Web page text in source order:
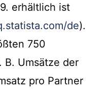
erhältlich ist
de).
750
B. Umsätze der
pro Partner